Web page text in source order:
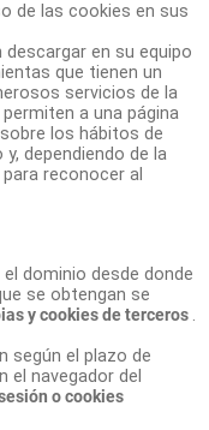
de las cookies en sus
en su equipo
que tienen un
servicios de la
a una página
los hábitos de
dependiendo de la
reconocer al
dominio desde donde
se obtengan se
y cookies de terceros .
según el plazo de
el navegador del
o cookies